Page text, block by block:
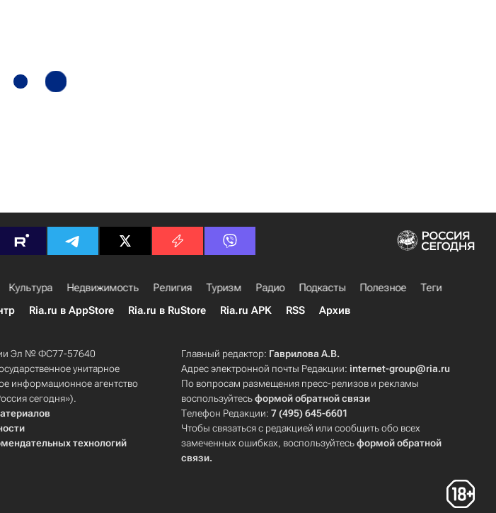
Культура Недвижимость Религия Туризм Радио Подкасты Полезное
Теги
Ria.ru в AppStore Ria.ru в RuStore Ria.ru APK RSS Архив
Эл № ФС77-57640
унитарное
информационное агентство
сегодня»).
технологий
Главный редактор: Гаврилова А.В.
Адрес электронной почты Редакции:internet-group@ria.ru
По вопросам размещения пресс-релизов и рекламы
воспользуйтесьформой обратной связи
Телефон Редакции:7 (495) 645-6601
Чтобы связаться с редакцией или сообщить обо всех
замеченных ошибках, воспользуйтесьформой обратной
связи.